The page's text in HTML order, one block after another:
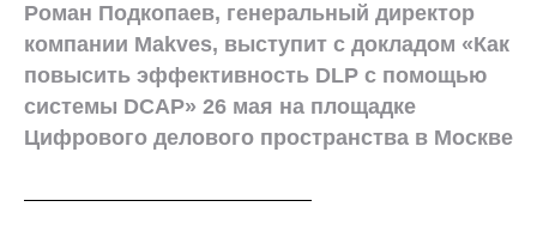
Роман Подкопаев, генеральный директор
компании Makves, выступит с докладом «Как
повысить эффективность DLP с помощью
системы DCAP» 26 мая на площадке
Цифрового делового пространства в Москве